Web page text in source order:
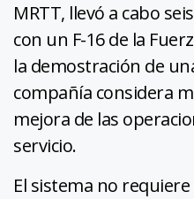
MRTT, llevó a cabo
con un F-16 de la
la demostración de
compañía considera
mejora de las
servicio.
El sistema no